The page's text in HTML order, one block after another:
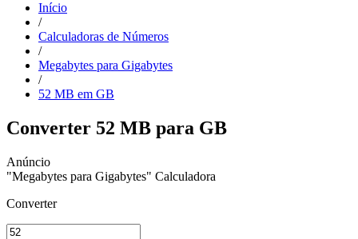
Início
/
Calculadoras de Números
/
Megabytes para Gigabytes
/
52 MB em GB
Converter 52 MB para GB
"Megabytes para Gigabytes" Calculadora
Converter